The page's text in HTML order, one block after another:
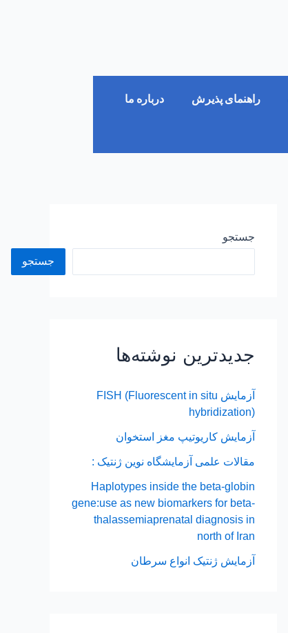
راهنمای پذیرش درباره ما
جستجو
جستجو
جدیدترین نوشته‌ها
آزمایش FISH (Fluorescent in situ
hybridization)
آزمایش کاریوتیپ مغز استخوان
مقالات علمی آزمایشگاه نوین ژنتیک :
Haplotypes inside the beta-globin
gene:use as new biomarkers for beta-
thalassemiaprenatal diagnosis in
north of Iran
آزمایش ژنتیک انواع سرطان